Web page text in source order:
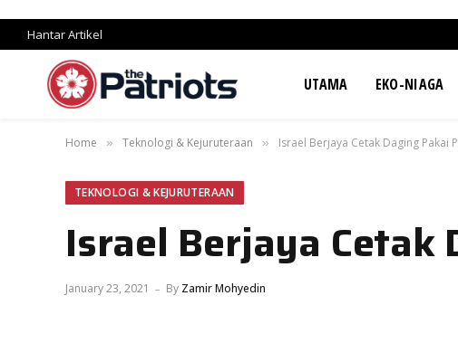
Hantar Artikel
UTAMA EKO-NIAGA
Home » Teknologi & Kejuruteraan » Israel Berjaya Cetak Daging Pakai
TEKNOLOGI & KEJURUTERAAN
Israel Berjaya Cetak
January 23, 2021 By Zamir Mohyedin